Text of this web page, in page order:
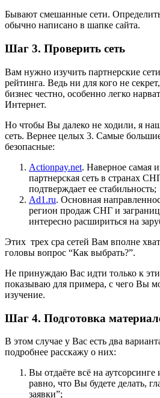
Бывают смешанные сети.
обычно написано в шапке сайта.
Шаг 3. Проверить сеть
Вам нужно изучить партнерские
рейтинга. Ведь ни для кого не
бизнес честно, особенно легко
Интернет.
Но чтобы Вы далеко не ходили, я
сеть. Вернее целых 3. Самые
безопасные:
Аctionpay.net. Наверное самая
партнерская сеть в странах
подтверждает ее стабильность;
Аd1.ru. Основная
регион продаж СНГ и
интересно расшириться на
Этих трех cpa сетей Вам вполне
головы вопрос “Как выбрать?”.
Не принуждаю Вас идти только к
показываю для примера, с чего Вы
изучение.
Шаг 4. Подготовка
В этом случае у Вас есть два
подробнее расскажу о них:
Вы отдаёте всё на
равно, что Вы будете делать,
заявки”;